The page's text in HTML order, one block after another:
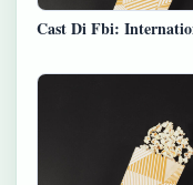
Cast Di Fbi: